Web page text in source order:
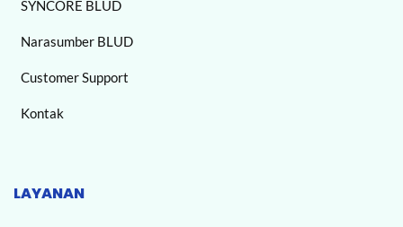
SYNCORE BLUD
Narasumber BLUD
Customer Support
Kontak
LAYANAN